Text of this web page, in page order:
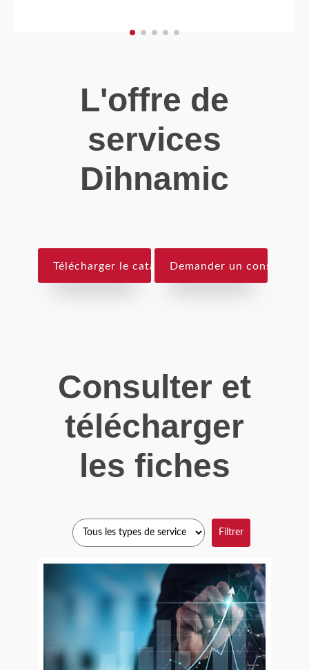
L'offre de
services
Dihnamic
Télécharger le catalogueDemander un conseil
Consulter et
télécharger
les fiches
Filtrer